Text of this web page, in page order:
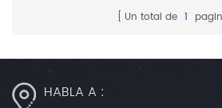
Un total de 1
HABLA A :